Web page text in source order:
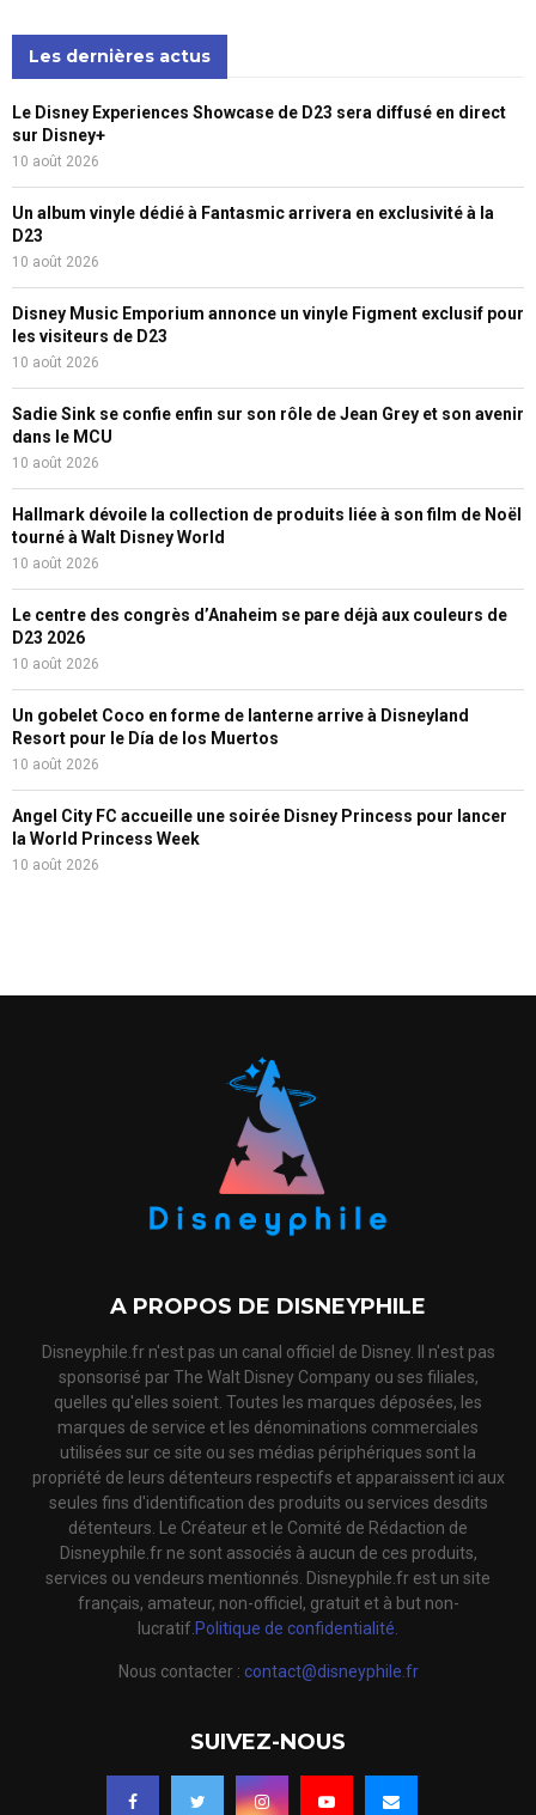
Les dernières actus
Le Disney Experiences Showcase de D23 sera diffusé en direct
sur Disney+
10 août 2026
Un album vinyle dédié à Fantasmic arrivera en exclusivité à la
D23
10 août 2026
Disney Music Emporium annonce un vinyle Figment exclusif pour
les visiteurs de D23
10 août 2026
Sadie Sink se confie enfin sur son rôle de Jean Grey et son avenir
dans le MCU
10 août 2026
Hallmark dévoile la collection de produits liée à son film de Noël
tourné à Walt Disney World
10 août 2026
Le centre des congrès d’Anaheim se pare déjà aux couleurs de
D23 2026
10 août 2026
Un gobelet Coco en forme de lanterne arrive à Disneyland
Resort pour le Día de los Muertos
10 août 2026
Angel City FC accueille une soirée Disney Princess pour lancer
la World Princess Week
10 août 2026
A PROPOS DE DISNEYPHILE
Disneyphile.fr n'est pas un canal officiel de Disney. Il n'est pas
sponsorisé par The Walt Disney Company ou ses filiales,
quelles qu'elles soient. Toutes les marques déposées, les
marques de service et les dénominations commerciales
utilisées sur ce site ou ses médias périphériques sont la
propriété de leurs détenteurs respectifs et apparaissent ici aux
seules fins d'identification des produits ou services desdits
détenteurs. Le Créateur et le Comité de Rédaction de
Disneyphile.fr ne sont associés à aucun de ces produits,
services ou vendeurs mentionnés. Disneyphile.fr est un site
français, amateur, non-officiel, gratuit et à but non-
lucratif. Politique de confidentialité.
Nous contacter : contact@disneyphile.fr
SUIVEZ-NOUS